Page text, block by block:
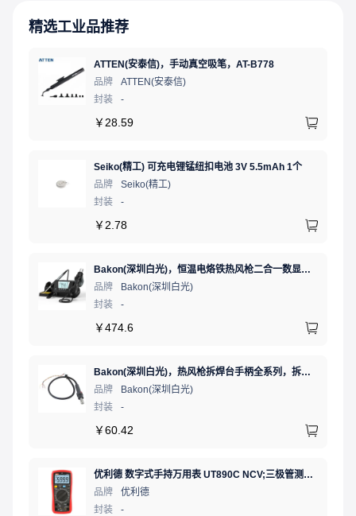
精选工业品推荐
ATTEN(安泰信)，手动真空吸笔，AT-B778
品牌
ATTEN(安泰信)
封装
-
￥ 28.59
Seiko(精工) 可充电锂锰纽扣电池 3V 5.5mAh 1个
品牌
Seiko(精工)
封装
-
￥ 2.78
Bakon(深圳白光)，恒温电烙铁热风枪二合一数显可调温大功率无铅拆焊台，BK881（新老款交替发货）
品牌
Bakon(深圳白光)
封装
-
￥474.6
Bakon(深圳白光)，热风枪拆焊台手柄全系列，拆焊台手柄(联合蓝)，HF850D-853B
品牌
Bakon(深圳白光)
封装
-
￥60.42
优利德 数字式手持万用表 UT890C NCV;三极管测试;二极管测试;火线辨别;真有效值;通断测试
品牌
优利德
封装
-